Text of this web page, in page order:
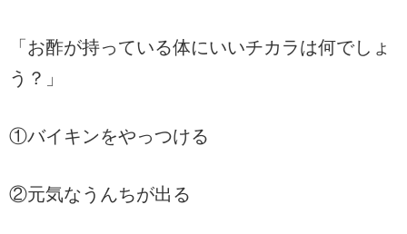
「お酢が持っている体にいいチカラは何でしょ
う？」
①バイキンをやっつける
②元気なうんちが出る